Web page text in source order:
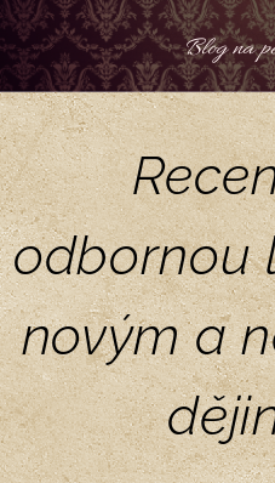
Blog na
odbornou
novým a